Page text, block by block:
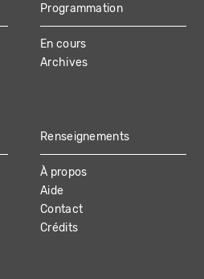
Programmation
En cours
Archives
Renseignements
À propos
Aide
Contact
Crédits